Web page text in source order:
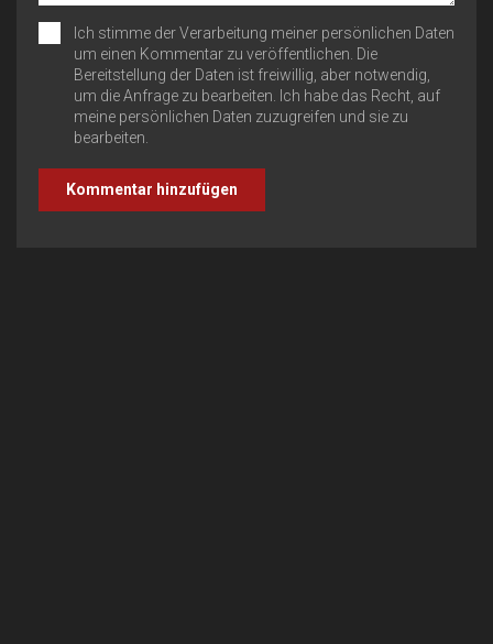
Ich stimme der Verarbeitung meiner persönlichen Daten
um einen Kommentar zu veröffentlichen. Die
Bereitstellung der Daten ist freiwillig, aber notwendig,
um die Anfrage zu bearbeiten. Ich habe das Recht, auf
meine persönlichen Daten zuzugreifen und sie zu
bearbeiten.